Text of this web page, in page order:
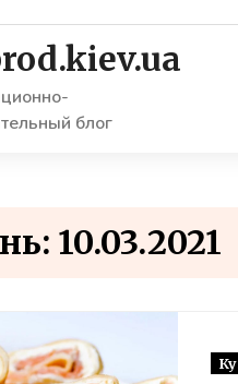
блог
10.03.2021